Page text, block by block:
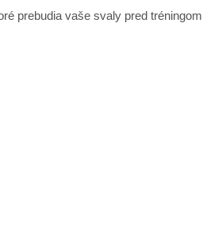
prebudia vaše svaly pred